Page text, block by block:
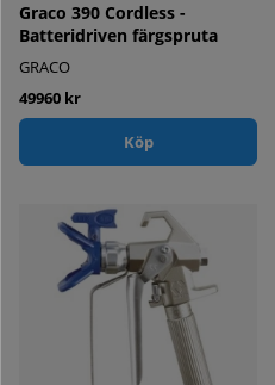
Graco 390 Cordless -
Batteridriven färgspruta
GRACO
49960 kr
Köp